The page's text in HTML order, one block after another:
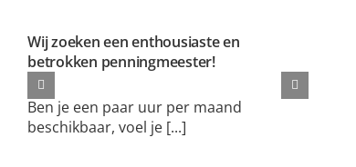
Wij zoeken een enthousiaste en
betrokken penningmeester!
Ben je een paar uur per maand
beschikbaar, voel je [...]